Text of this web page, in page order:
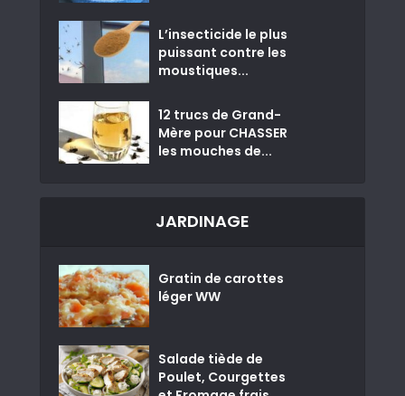
L’insecticide le plus
puissant contre les
moustiques...
12 trucs de Grand-
Mère pour CHASSER
les mouches de...
JARDINAGE
Gratin de carottes
léger WW
Salade tiède de
Poulet, Courgettes